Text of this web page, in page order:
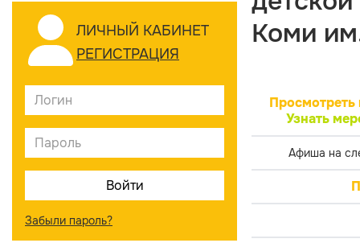
ЛИЧНЫЙ КАБИНЕТ
РЕГИСТРАЦИЯ
Забыли пароль?
Коми
Просмотреть
Узнать
Афиша на